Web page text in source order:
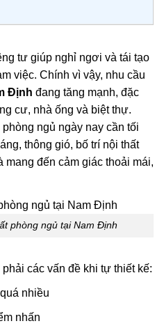
tư giúp nghỉ ngơi và tái tạo
việc. Chính vì vậy, nhu cầu
Định đang tăng mạnh, đặc
cư, nhà ống và biệt thự.
ngủ ngày nay cần tối
thông gió, bố trí nội thất
mang đến cảm giác thoải mái,
phòng ngủ tại Nam Định
các vấn đề khi tự thiết kế:
nhiều
nhấn